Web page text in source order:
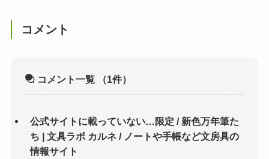
コメント
コメント一覧 （1件）
公式サイトに載っていない…限定 / 新色万年筆た
ち | 文具ラボ カルネ / ノートや手帳など文房具の
情報サイト